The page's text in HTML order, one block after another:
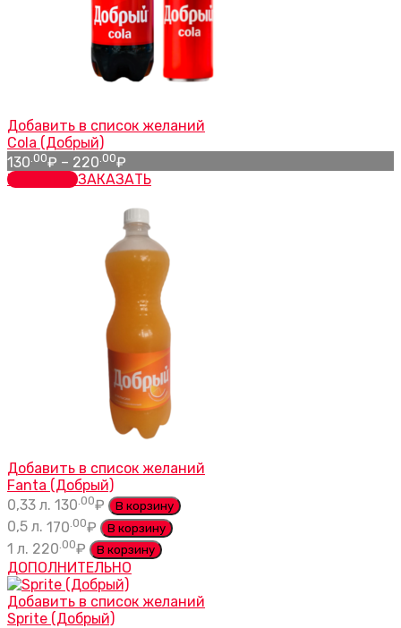
Добавить в список желаний
Cola (Добрый)
130 .00₽ – 220 .00₽
цен:
–
220.00₽
В корзинуЗАКАЗАТЬ
Добавить в список желаний
Fanta (Добрый)
0,33 л. 130.00₽ В корзину
0,5 л. 170 .00₽ В корзину
1 л. 220 .00₽ В корзину
ДОПОЛНИТЕЛЬНО
Добавить в список желаний
Sprite (Добрый)